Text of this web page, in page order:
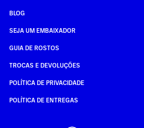
BLOG
SEJA UM EMBAIXADOR
GUIA DE ROSTOS
TROCAS E DEVOLUÇÕES
POLÍTICA DE PRIVACIDADE
POLÍTICA DE ENTREGAS